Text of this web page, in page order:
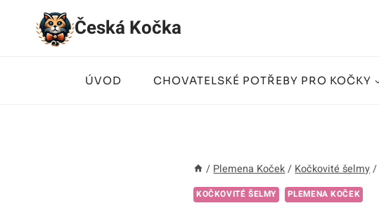
Přeskočit
Česká Kočka
ÚVOD CHOVATELSKÉ POTŘEBY PRO KOČKY
/ Plemena Koček / Kočkovité šelmy /
KOČKOVITÉ ŠELMY PLEMENA KOČEK